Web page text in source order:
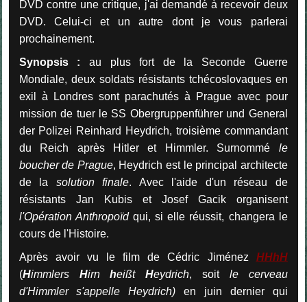
DVD contre une critique, j'ai demandé à recevoir deux
DVD. Celui-ci et un autre dont je vous parlerai
prochainement.
Synopsis : au plus fort de la Seconde Guerre
Mondiale, deux soldats résistants tchécoslovaques en
exil à Londres sont parachutés à Prague avec pour
mission de tuer le SS Obergruppenführer und General
der Polizei Reinhard Heydrich, troisième commandant
du Reich après Hitler et Himmler. Surnommé le
boucher de Prague, Heydrich est le principal architecte
de la solution finale. Avec l'aide d'un réseau de
résistants Jan Kubis et Josef Gacik organisent
l'Opération Anthropoïdqui, si elle réussit, changera le
cours de l'Histoire.
Après avoir vu le film de Cédric Jiménez HHhH
(Himmlers HirnheißtHeydrich, soit le cerveau
d'Himmler s'appelle Heydrich) en juin dernier qui